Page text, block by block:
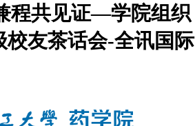
程共见证—学院组织
校友茶话会-全讯国际